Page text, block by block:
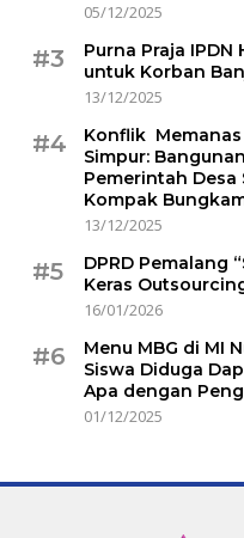
05/12/2025
#3
Purna Praja IPDN
untuk Korban
13/12/2025
#4
Konflik Memanas
Simpur:
Pemerintah
Kompak
13/12/2025
#5
DPRD Pemalang
Keras
16/01/2026
#6
Menu MBG di MI
Siswa Diduga
Apa dengan
01/12/2025